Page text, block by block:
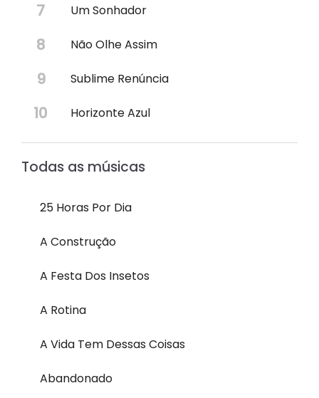
Um Sonhador
Não Olhe Assim
Sublime Renúncia
Horizonte Azul
Todas as músicas
25 Horas Por Dia
A Construção
A Festa Dos Insetos
A Rotina
A Vida Tem Dessas Coisas
Abandonado